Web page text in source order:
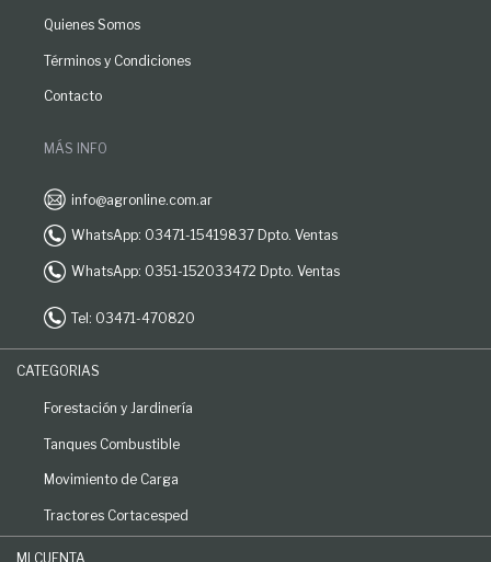
Quienes Somos
Términos y Condiciones
Contacto
MÁS INFO
info@agronline.com.ar
WhatsApp: 03471-15419837 Dpto. Ventas
WhatsApp: 0351-152033472 Dpto. Ventas
Tel: 03471-470820
CATEGORIAS
Forestación y Jardinería
Tanques Combustible
Movimiento de Carga
Tractores Cortacesped
MI CUENTA